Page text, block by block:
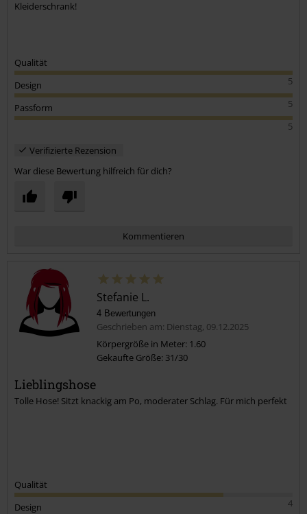
Kleiderschrank!
Qualität
5
Design
5
Passform
5
Verifizierte Rezension
War diese Bewertung hilfreich für dich?
Kommentieren
Kommentar jetzt abschicken!
Stefanie L.
4 Bewertungen
Geschrieben am: Dienstag, 09.12.2025
Körpergröße in Meter: 1.60
Gekaufte Größe: 31/30
Lieblingshose
Tolle Hose! Sitzt knackig am Po, moderater Schlag. Für mich perfekt
Qualität
4
Design